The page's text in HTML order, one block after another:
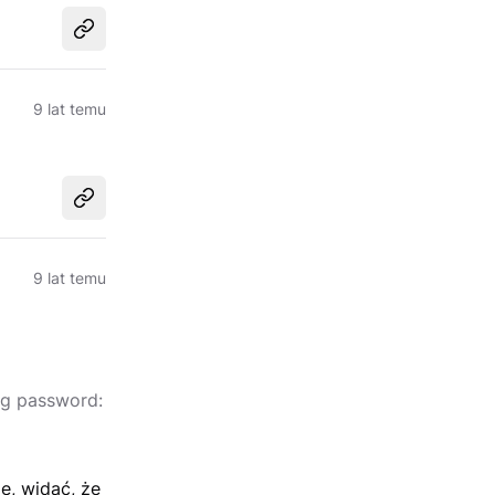
Udostępnij
9 lat temu
Udostępnij
9 lat temu
password:
widać, że